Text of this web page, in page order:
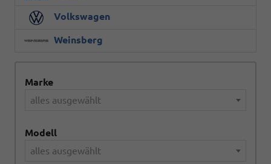
Volkswagen
Weinsberg
Marke
alles ausgewählt
Modell
alles ausgewählt